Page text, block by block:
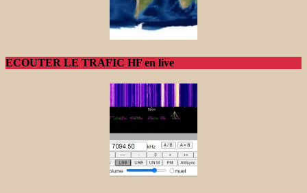
ECOUTER LE TRAFIC HF en live